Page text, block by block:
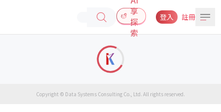
享
探
索
登入 註冊
Copyright © Data Systems Consulting Co., Ltd. All rights reserved.